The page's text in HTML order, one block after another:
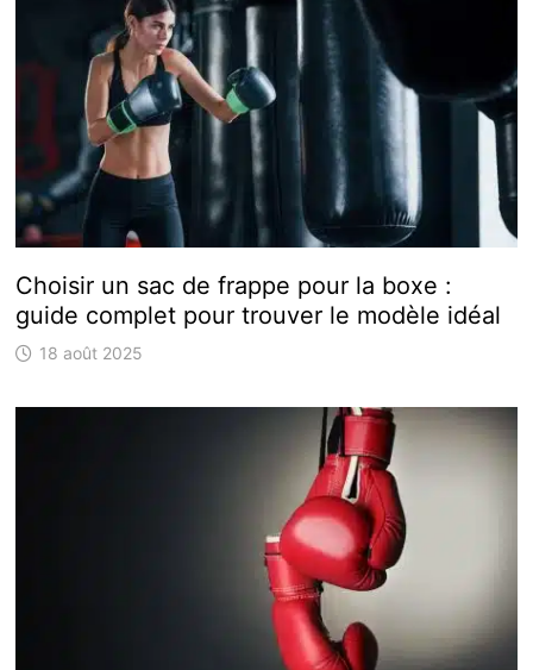
Choisir un sac de frappe pour la boxe :
guide complet pour trouver le modèle idéal
18 août 2025